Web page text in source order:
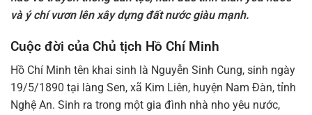
và ý chí vươn lên xây dựng đất nước giàu mạnh.
Cuộc đời của Chủ tịch Hồ Chí Minh
Hồ Chí Minh tên khai sinh là Nguyễn Sinh Cung, sinh ngày
19/5/1890 tại làng Sen, xã Kim Liên, huyện Nam Đàn, tỉnh
Nghệ An. Sinh ra trong một gia đình nhà nho yêu nước,